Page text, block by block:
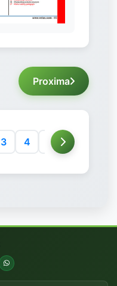
Proxima
3 4 5 6